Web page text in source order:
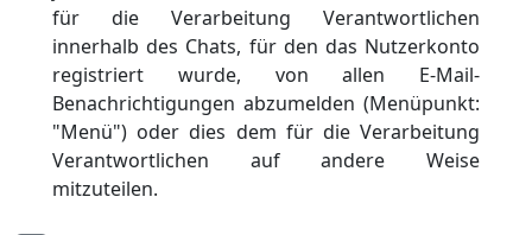
für die Verarbeitung Verantwortlichen
innerhalb des Chats, für den das Nutzerkonto
registriert wurde, von allen E-Mail-
Benachrichtigungen abzumelden (Menüpunkt:
"Menü") oder dies dem für die Verarbeitung
Verantwortlichen auf andere Weise
mitzuteilen.